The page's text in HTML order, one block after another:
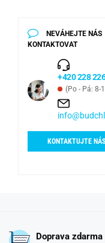
NEVÁHEJTE NÁS
KONTAKTOVAT
+420 228
(Po - Pá: 8-
KONTAKTUJTE NÁS
Doprava